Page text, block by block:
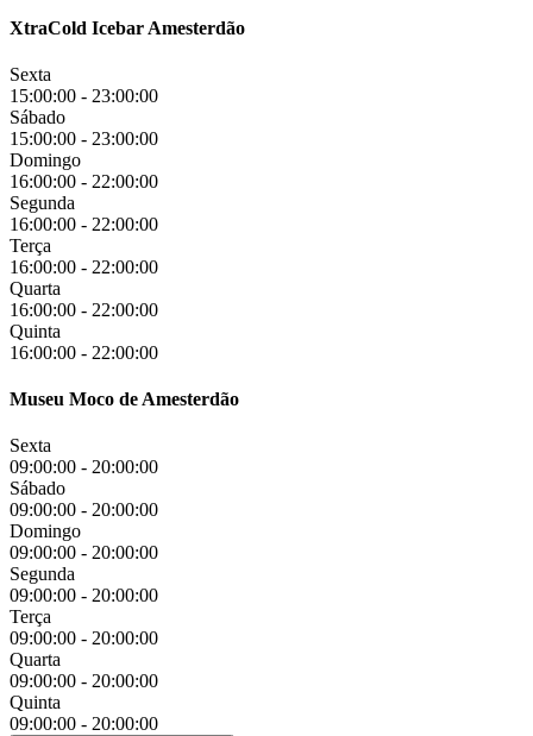
XtraCold Icebar Amesterdão
Sexta
15:00:00 - 23:00:00
Sábado
15:00:00 - 23:00:00
Domingo
16:00:00 - 22:00:00
Segunda
16:00:00 - 22:00:00
Terça
16:00:00 - 22:00:00
Quarta
16:00:00 - 22:00:00
Quinta
16:00:00 - 22:00:00
Museu Moco de Amesterdão
Sexta
09:00:00 - 20:00:00
Sábado
09:00:00 - 20:00:00
Domingo
09:00:00 - 20:00:00
Segunda
09:00:00 - 20:00:00
Terça
09:00:00 - 20:00:00
Quarta
09:00:00 - 20:00:00
Quinta
09:00:00 - 20:00:00